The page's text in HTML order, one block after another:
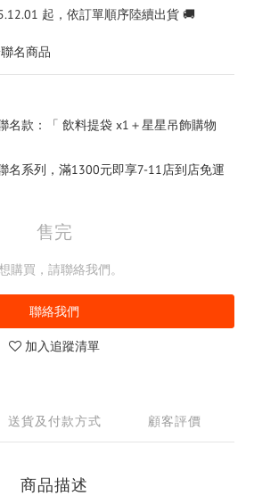
起，依訂單順序陸續出貨 🚚
名商品
名款：「 飲料提袋 x1＋星星吊飾購物
名系列，滿1300元即享7-11店到店免運
售完
購買，請聯絡我們。
聯絡我們
加入追蹤清單
送貨及付款方式 顧客評價
商品描述